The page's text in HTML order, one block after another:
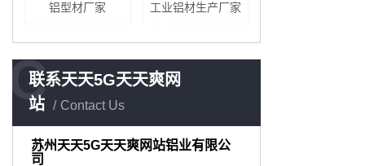
铝型材厂家 工业铝材生产厂家
联系天天5G天天爽网
站
Contact Us
C
苏州天天5G天天爽网站铝业有限公
司